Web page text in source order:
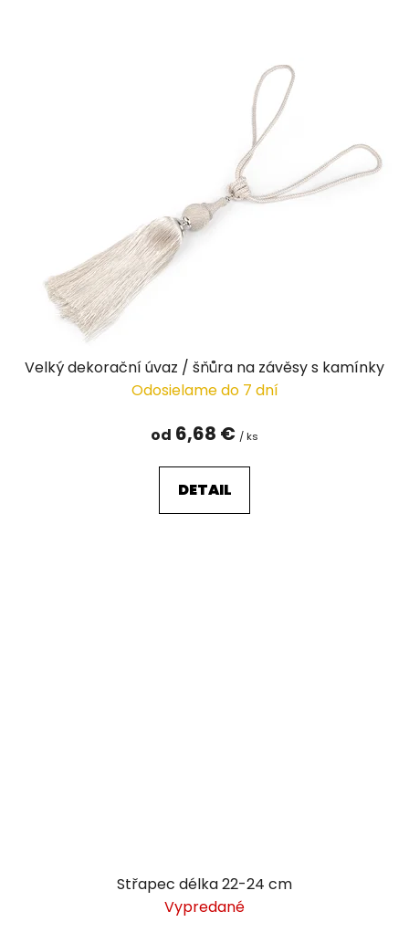
Velký dekorační úvaz / šňůra na závěsy s kamínky
Odosielame do 7 dní
od 6,68 € / ks
DETAIL
Střapec délka 22-24 cm
Vypredané